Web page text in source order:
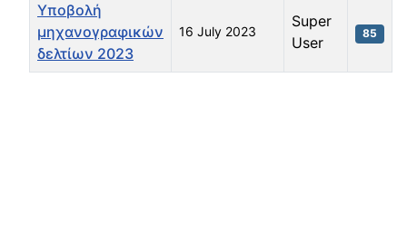
Υποβολή
μηχανογραφικών
δελτίων 2023
16 July 2023
Super
User
85